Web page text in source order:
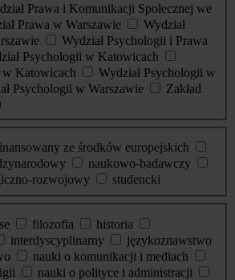
Prawa i Komunikacji Społecznej we
Prawa w Warszawie
Wydział
Wydział Psychologii i Prawa
Psychologii w Katowicach
w Katowicach
Wydział Psychologii w
Psychologii w Warszawie
Zakład
ze środków europejskich
naukowo-badawczy
rozwojowy
studencki
filozofia
historia
interdyscyplinarny
językoznawstwo
nauki o komunikacji i mediach
nauki o polityce i administracji